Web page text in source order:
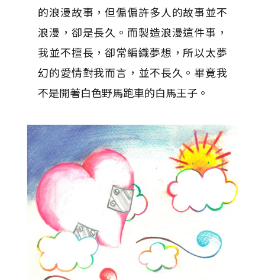
的浪漫故事，但偏偏許多人的故事並不
浪漫，卻是長久。而製造浪漫這件事，
我並不擅長，卻常編織夢想，所以太夢
幻的愛情對我而言，並不長久。畢竟我
不是開著白色野馬跑車的白馬王子。